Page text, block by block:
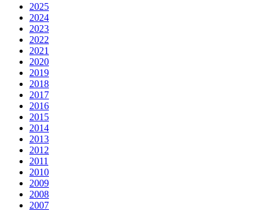
2025
2024
2023
2022
2021
2020
2019
2018
2017
2016
2015
2014
2013
2012
2011
2010
2009
2008
2007